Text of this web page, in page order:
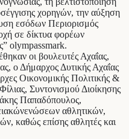
χορηγών, την αύξηση
εσόδων Περιορισμός
σε δίκτυα φορέων
olympassmark.
οι βουλευτές Αχαΐας,
ο Δήμαρχος Δυτικής Αχαΐας
Οικονομικής Πολιτικής &
Συντονισμού Διοίκησης
Παπαδόπουλος,
αθλητικών,
καθώς επίσης αθλητές και